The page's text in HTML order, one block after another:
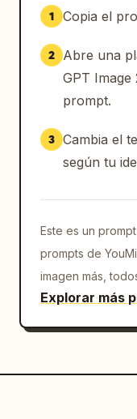
1 Copia el
2
Abre una
GPT
prompt.
3 Cambia el
según tu
Este es un
prompts de
imagen más,
Explorar más